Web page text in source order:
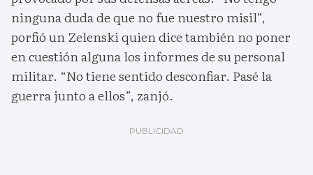
ninguna duda de que no fue nuestro misil”,
porfió un Zelenski quien dice también no poner
en cuestión alguna los informes de su personal
militar. “No tiene sentido desconfiar. Pasé la
guerra junto a ellos”, zanjó.